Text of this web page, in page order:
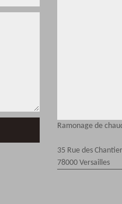
Ramonage de
35 Rue des
78000 Versailles